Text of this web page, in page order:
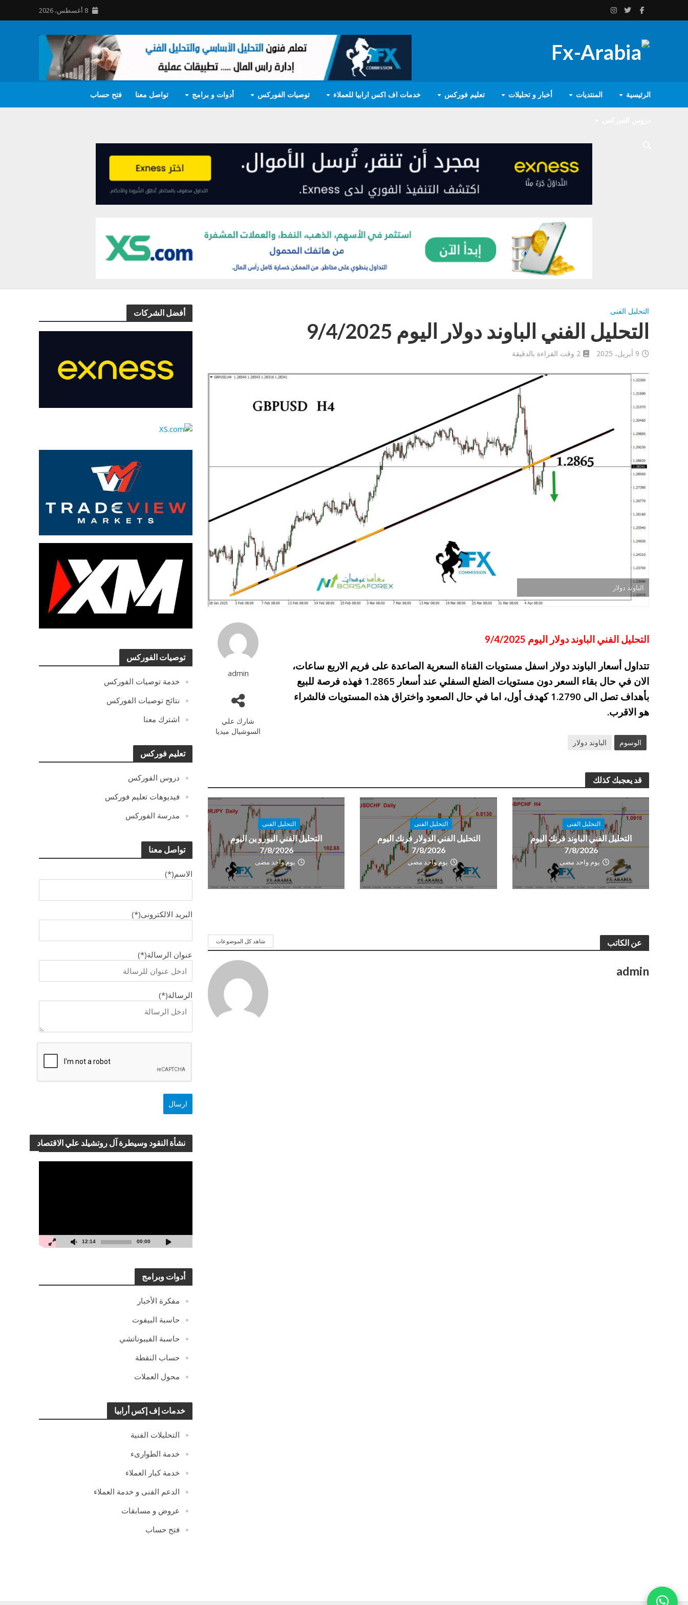
8 أغسطس، 2026
الرئيسية المنتديات أخبار و تحليلات تعليم فوركس خدمات اف اكس ارابيا للعملاء توصيات الفوركس أدوات و برامج تواصل معنا فتح حساب
أفضل الشركات
توصيات الفوركس
خدمة توصيات الفوركس
نتائج توصيات الفوركس
اشترك معنا
تعليم فوركس
دروس الفوركس
فيديوهات تعليم فوركس
مدرسة الفوركس
تواصل معنا
الاسم(*)
البريد الالكترونى(*)
عنوان الرسالة(*)
الرسالة(*)
نشأة النقود وسيطرة آل روتشيلد علي الاقتصاد
00:00
12:14
أدوات وبرامج
مفكرة الأخبار
حاسبة البيفوت
حاسبة الفيبوناتشي
حساب النقطة
محول العملات
خدمات إف إكس أرابيا
التحليلات الفنية
خدمة الطوارىء
خدمة كبار العملاء
الدعم الفنى و خدمة العملاء
عروض و مسابقات
فتح حساب
التحليل الفنى
التحليل الفني الباوند دولار اليوم 9/4/2025
9 أبريل، 2025 2 وقت القراءة بالدقيقة
الباوند دولار
admin
شارك علي
السوشيال ميديا
التحليل الفني الباوند دولار اليوم 9/4/2025
تتداول أسعار الباوند دولار اسفل مستويات القناة السعرية الصاعدة على فريم الاربع ساعات،
الان في حال بقاء السعر دون مستويات الضلع السفلي عند أسعار 1.2865 فهذه فرصة للبيع
بأهداف تصل الى 1.2790 كهدف أول، اما في حال الصعود واختراق هذه المستويات فالشراء
هو الاقرب.
الوسوم الباوند دولار
قد يعجبك كذلك
التحليل الفنى
التحليل الفني الباوند فرنك اليوم
7/8/2026
يوم واحد مضى
التحليل الفنى
التحليل الفني الدولار فرنك اليوم
7/8/2026
يوم واحد مضى
التحليل الفنى
التحليل الفني اليورو ين اليوم
7/8/2026
يوم واحد مضى
عن الكاتب شاهد كل الموضوعات
admin